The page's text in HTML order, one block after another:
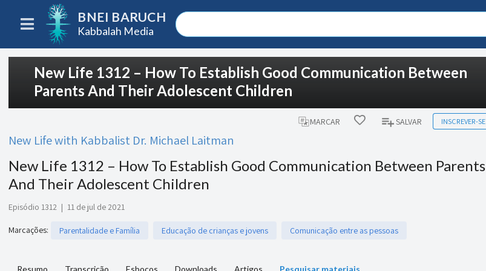
BNEI BARUCH
Kabbalah Media
New Life 1312 – How To Establish Good Communication Between
Parents And Their Adolescent Children
MARCAR SALVAR INSCREVER-SE
New Life with Kabbalist Dr. Michael Laitman
New Life 1312 – How To Establish Good Communication Between Parents
And Their Adolescent Children
Episódio 1312 | 11 de jul de 2021
Marcações: Parentalidade e Família Educação de crianças e jovens Comunicação entre as pessoas
Resumo Transcrição Esboços Downloads Artigos Pesquisar materiais